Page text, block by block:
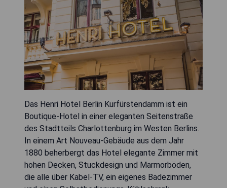
Das Henri Hotel Berlin Kurfürstendamm ist ein
Boutique-Hotel in einer eleganten Seitenstraße
des Stadtteils Charlottenburg im Westen Berlins.
In einem Art Nouveau-Gebäude aus dem Jahr
1880 beherbergt das Hotel elegante Zimmer mit
hohen Decken, Stuckdesign und Marmorböden,
die alle über Kabel-TV, ein eigenes Badezimmer